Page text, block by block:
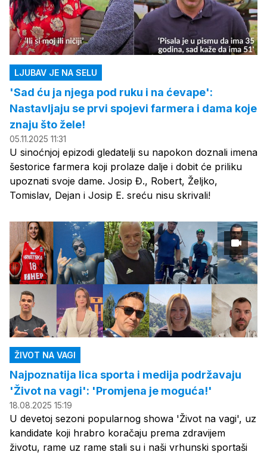
LJUBAV JE NA SELU
'Sad ću ja njega pod ruku i na ćevape':
Nastavljaju se prvi spojevi farmera i dama koje
znaju što žele!
05.11.2025 11:31
U sinoćnjoj epizodi gledatelji su napokon doznali imena
šestorice farmera koji prolaze dalje i dobit će priliku
upoznati svoje dame. Josip Đ., Robert, Željko,
Tomislav, Dejan i Josip E. sreću nisu skrivali!
ŽIVOT NA VAGI
Najpoznatija lica sporta i medija podržavaju
'Život na vagi': 'Promjena je moguća!'
18.08.2025 15:19
U devetoj sezoni popularnog showa 'Život na vagi', uz
kandidate koji hrabro koračaju prema zdravijem
životu, rame uz rame stali su i naši vrhunski sportaši